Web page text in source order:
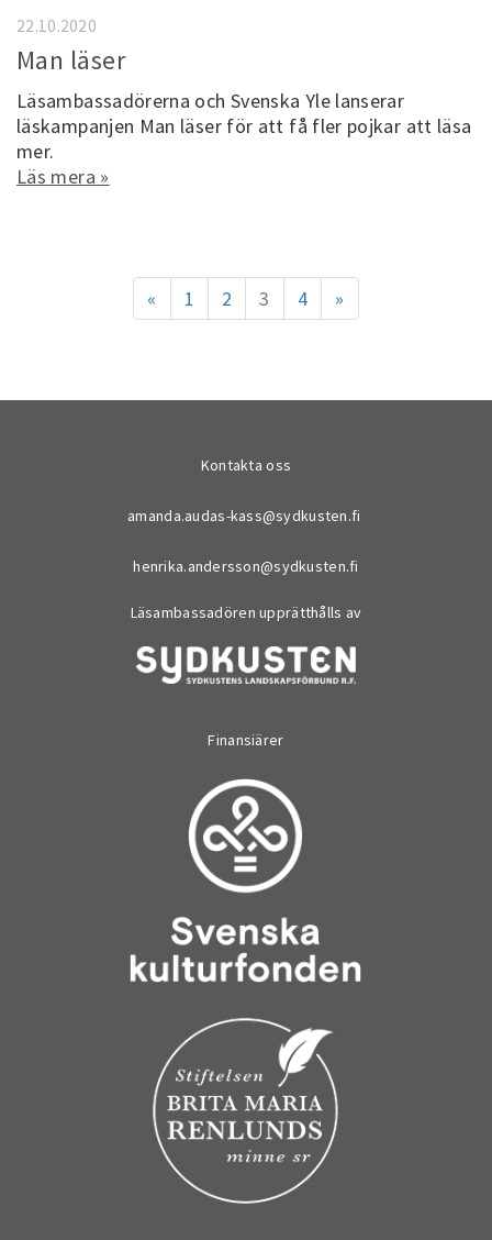
Man läser
Läsambassadörerna och Svenska Yle lanserar
läskampanjen Man läser för att få fler pojkar att läsa
mer.
Läs mera »
22.10.2020
« 1 2 3 4 »
Kontakta oss
amanda.audas-kass@sydkusten.fi
henrika.andersson@sydkusten.fi
Läsambassadören upprätthålls av
Finansiärer